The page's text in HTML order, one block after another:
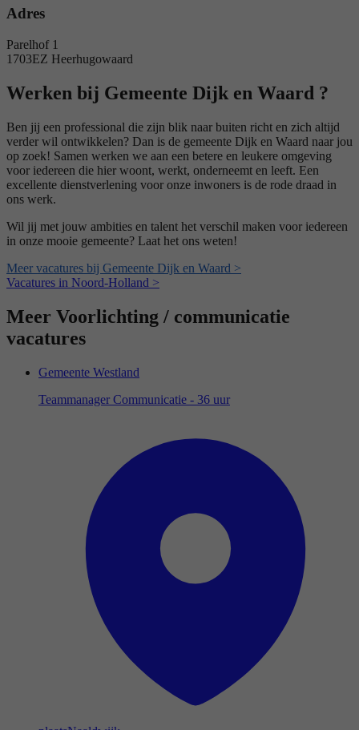
Adres
Parelhof 1
1703EZ Heerhugowaard
Werken bij Gemeente Dijk en Waard ?
Ben jij een professional die zijn blik naar buiten richt en zich altijd
verder wil ontwikkelen? Dan is de gemeente Dijk en Waard naar jou
op zoek! Samen werken we aan een betere en leukere omgeving
voor iedereen die hier woont, werkt, onderneemt en leeft. Een
excellente dienstverlening voor onze inwoners is de rode draad in
ons werk.
Wil jij met jouw ambities en talent het verschil maken voor iedereen
in onze mooie gemeente? Laat het ons weten!
Meer vacatures bij Gemeente Dijk en Waard >
Vacatures in Noord-Holland >
Meer Voorlichting / communicatie
vacatures
Gemeente Westland
Teammanager Communicatie - 36 uur